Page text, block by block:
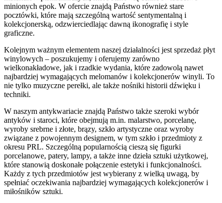
minionych epok. W ofercie znajdą Państwo również stare
pocztówki, które mają szczególną wartość sentymentalną i
kolekcjonerską, odzwierciedlając dawną ikonografię i style
graficzne.
Kolejnym ważnym elementem naszej działalności jest sprzedaż płyt
winylowych – poszukujemy i oferujemy zarówno
wielkonakładowe, jak i rzadkie wydania, które zadowolą nawet
najbardziej wymagających melomanów i kolekcjonerów winyli. To
nie tylko muzyczne perełki, ale także nośniki historii dźwięku i
techniki.
W naszym antykwariacie znajdą Państwo także szeroki wybór
antyków i staroci, które obejmują m.in. malarstwo, porcelanę,
wyroby srebrne i złote, brązy, szkło artystyczne oraz wyroby
związane z powojennym designem, w tym szkło i przedmioty z
okresu PRL. Szczególną popularnością cieszą się figurki
porcelanowe, patery, lampy, a także inne dzieła sztuki użytkowej,
które stanowią doskonałe połączenie estetyki i funkcjonalności.
Każdy z tych przedmiotów jest wybierany z wielką uwagą, by
spełniać oczekiwania najbardziej wymagających kolekcjonerów i
miłośników sztuki.